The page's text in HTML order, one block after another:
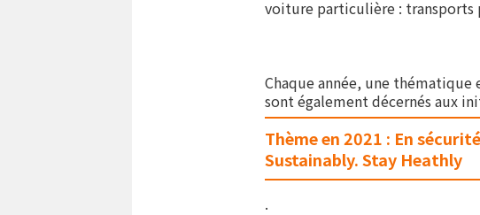
voiture particulière : transports
Chaque année, une
sont également décernés aux
Thème en 2021 : En
Sustainably. Stay Heathly
.